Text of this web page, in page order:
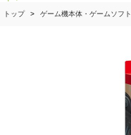
トップ ゲーム機本体・ゲームソフト